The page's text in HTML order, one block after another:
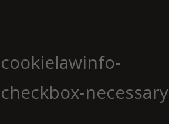
cookielawinfo-
checkbox-necessary